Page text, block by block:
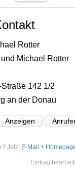
Rotter
Michael Rotter
142 1/2
an der Donau
Anzeigen
Jetzt E-Mail +
Eintrag